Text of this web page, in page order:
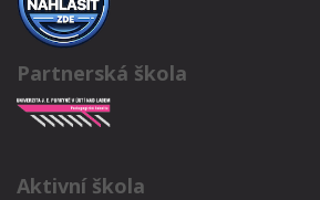
Partnerská škola
Aktivní škola